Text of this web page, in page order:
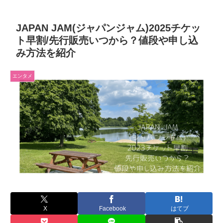
JAPAN JAM(ジャパンジャム)2025チケッ
ト早割/先行販売いつから？値段や申し込
み方法を紹介
エンタメ
X Facebook はてブ